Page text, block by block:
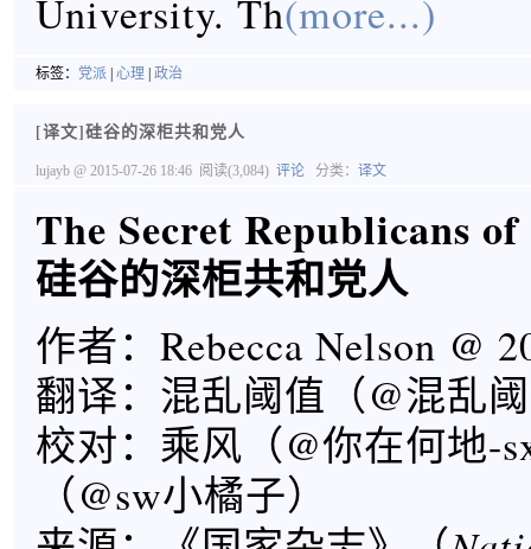
University. Th(more...)
标签： 党派 心理 政治
[译文]硅谷的深柜共和党人
lujayb @ 2015-07-26 18:46 阅读(3,084) 评论 分类： 译文
The Secret Republicans
硅谷的深柜共和党人
作者：Rebecca Nelson @
翻译：混乱阈值（@混乱
校对：乘风（@你在何地-
（@sw小橘子）